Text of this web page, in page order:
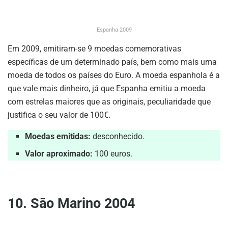
Espanha 2009
Em 2009, emitiram-se 9 moedas comemorativas
específicas de um determinado país, bem como mais uma
moeda de todos os países do Euro. A moeda espanhola é a
que vale mais dinheiro, já que Espanha emitiu a moeda
com estrelas maiores que as originais, peculiaridade que
justifica o seu valor de 100€.
Moedas emitidas: desconhecido.
Valor aproximado: 100 euros.
10. São Marino 2004